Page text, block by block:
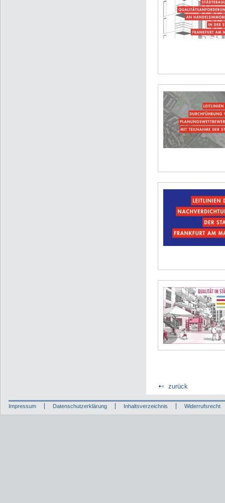
zurück
Impressum Datenschutzerklärung Inhaltsverzeichnis Widerrufsrecht